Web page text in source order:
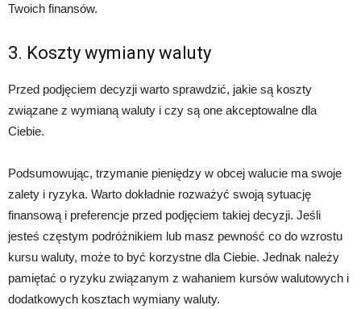
Twoich finansów.
3. Koszty wymiany waluty
Przed podjęciem decyzji warto sprawdzić, jakie są koszty
związane z wymianą waluty i czy są one akceptowalne dla
Ciebie.
Podsumowując, trzymanie pieniędzy w obcej walucie ma swoje
zalety i ryzyka. Warto dokładnie rozważyć swoją sytuację
finansową i preferencje przed podjęciem takiej decyzji. Jeśli
jesteś częstym podróżnikiem lub masz pewność co do wzrostu
kursu waluty, może to być korzystne dla Ciebie. Jednak należy
pamiętać o ryzyku związanym z wahaniem kursów walutowych i
dodatkowych kosztach wymiany waluty.